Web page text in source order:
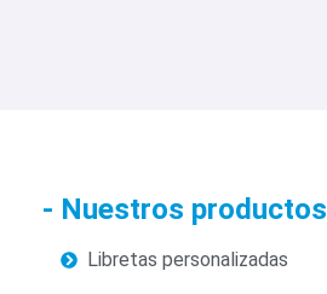
- Nuestros productos
Libretas personalizadas